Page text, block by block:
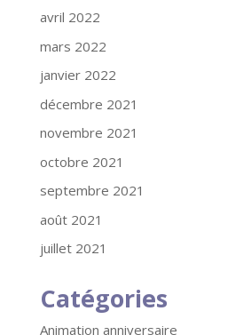
avril 2022
mars 2022
janvier 2022
décembre 2021
novembre 2021
octobre 2021
septembre 2021
août 2021
juillet 2021
Catégories
Animation anniversaire